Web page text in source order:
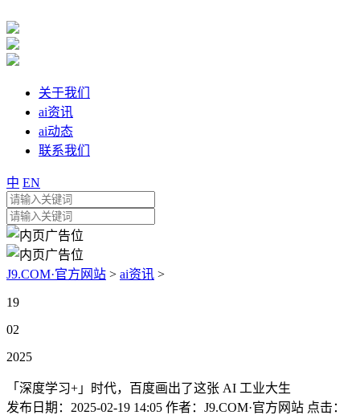
关于我们
ai资讯
ai动态
联系我们
中 EN
J9.COM·官方网站 > ai资讯 >
19
02
2025
「深度学习+」时代，百度画出了这张 AI 工业大生
发布日期： 2025-02-19 14:05 作者： J9.COM·官方网站 点击：